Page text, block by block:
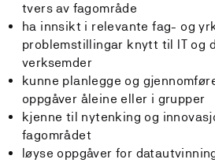
tvers av fagområde
ha innsikt i relevante fag- og
problemstillingar knytt til IT og
verksemder
kunne planlegge og
oppgåver åleine eller i grupper
kjenne til nytenking og
fagområdet
løyse oppgåver for